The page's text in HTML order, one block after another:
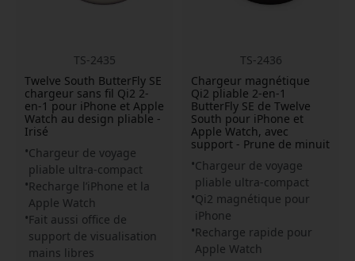
TS-2435
Twelve South ButterFly SE
chargeur sans fil Qi2 2-
en-1 pour iPhone et Apple
Watch au design pliable -
Irisé
Chargeur de voyage
pliable ultra-compact
Recharge l’iPhone et la
Apple Watch
Fait aussi office de
support de visualisation
mains libres
TS-2436
Chargeur magnétique
Qi2 pliable 2-en-1
ButterFly SE de Twelve
South pour iPhone et
Apple Watch, avec
support - Prune de minuit
Chargeur de voyage
pliable ultra-compact
Qi2 magnétique pour
iPhone
Recharge rapide pour
Apple Watch